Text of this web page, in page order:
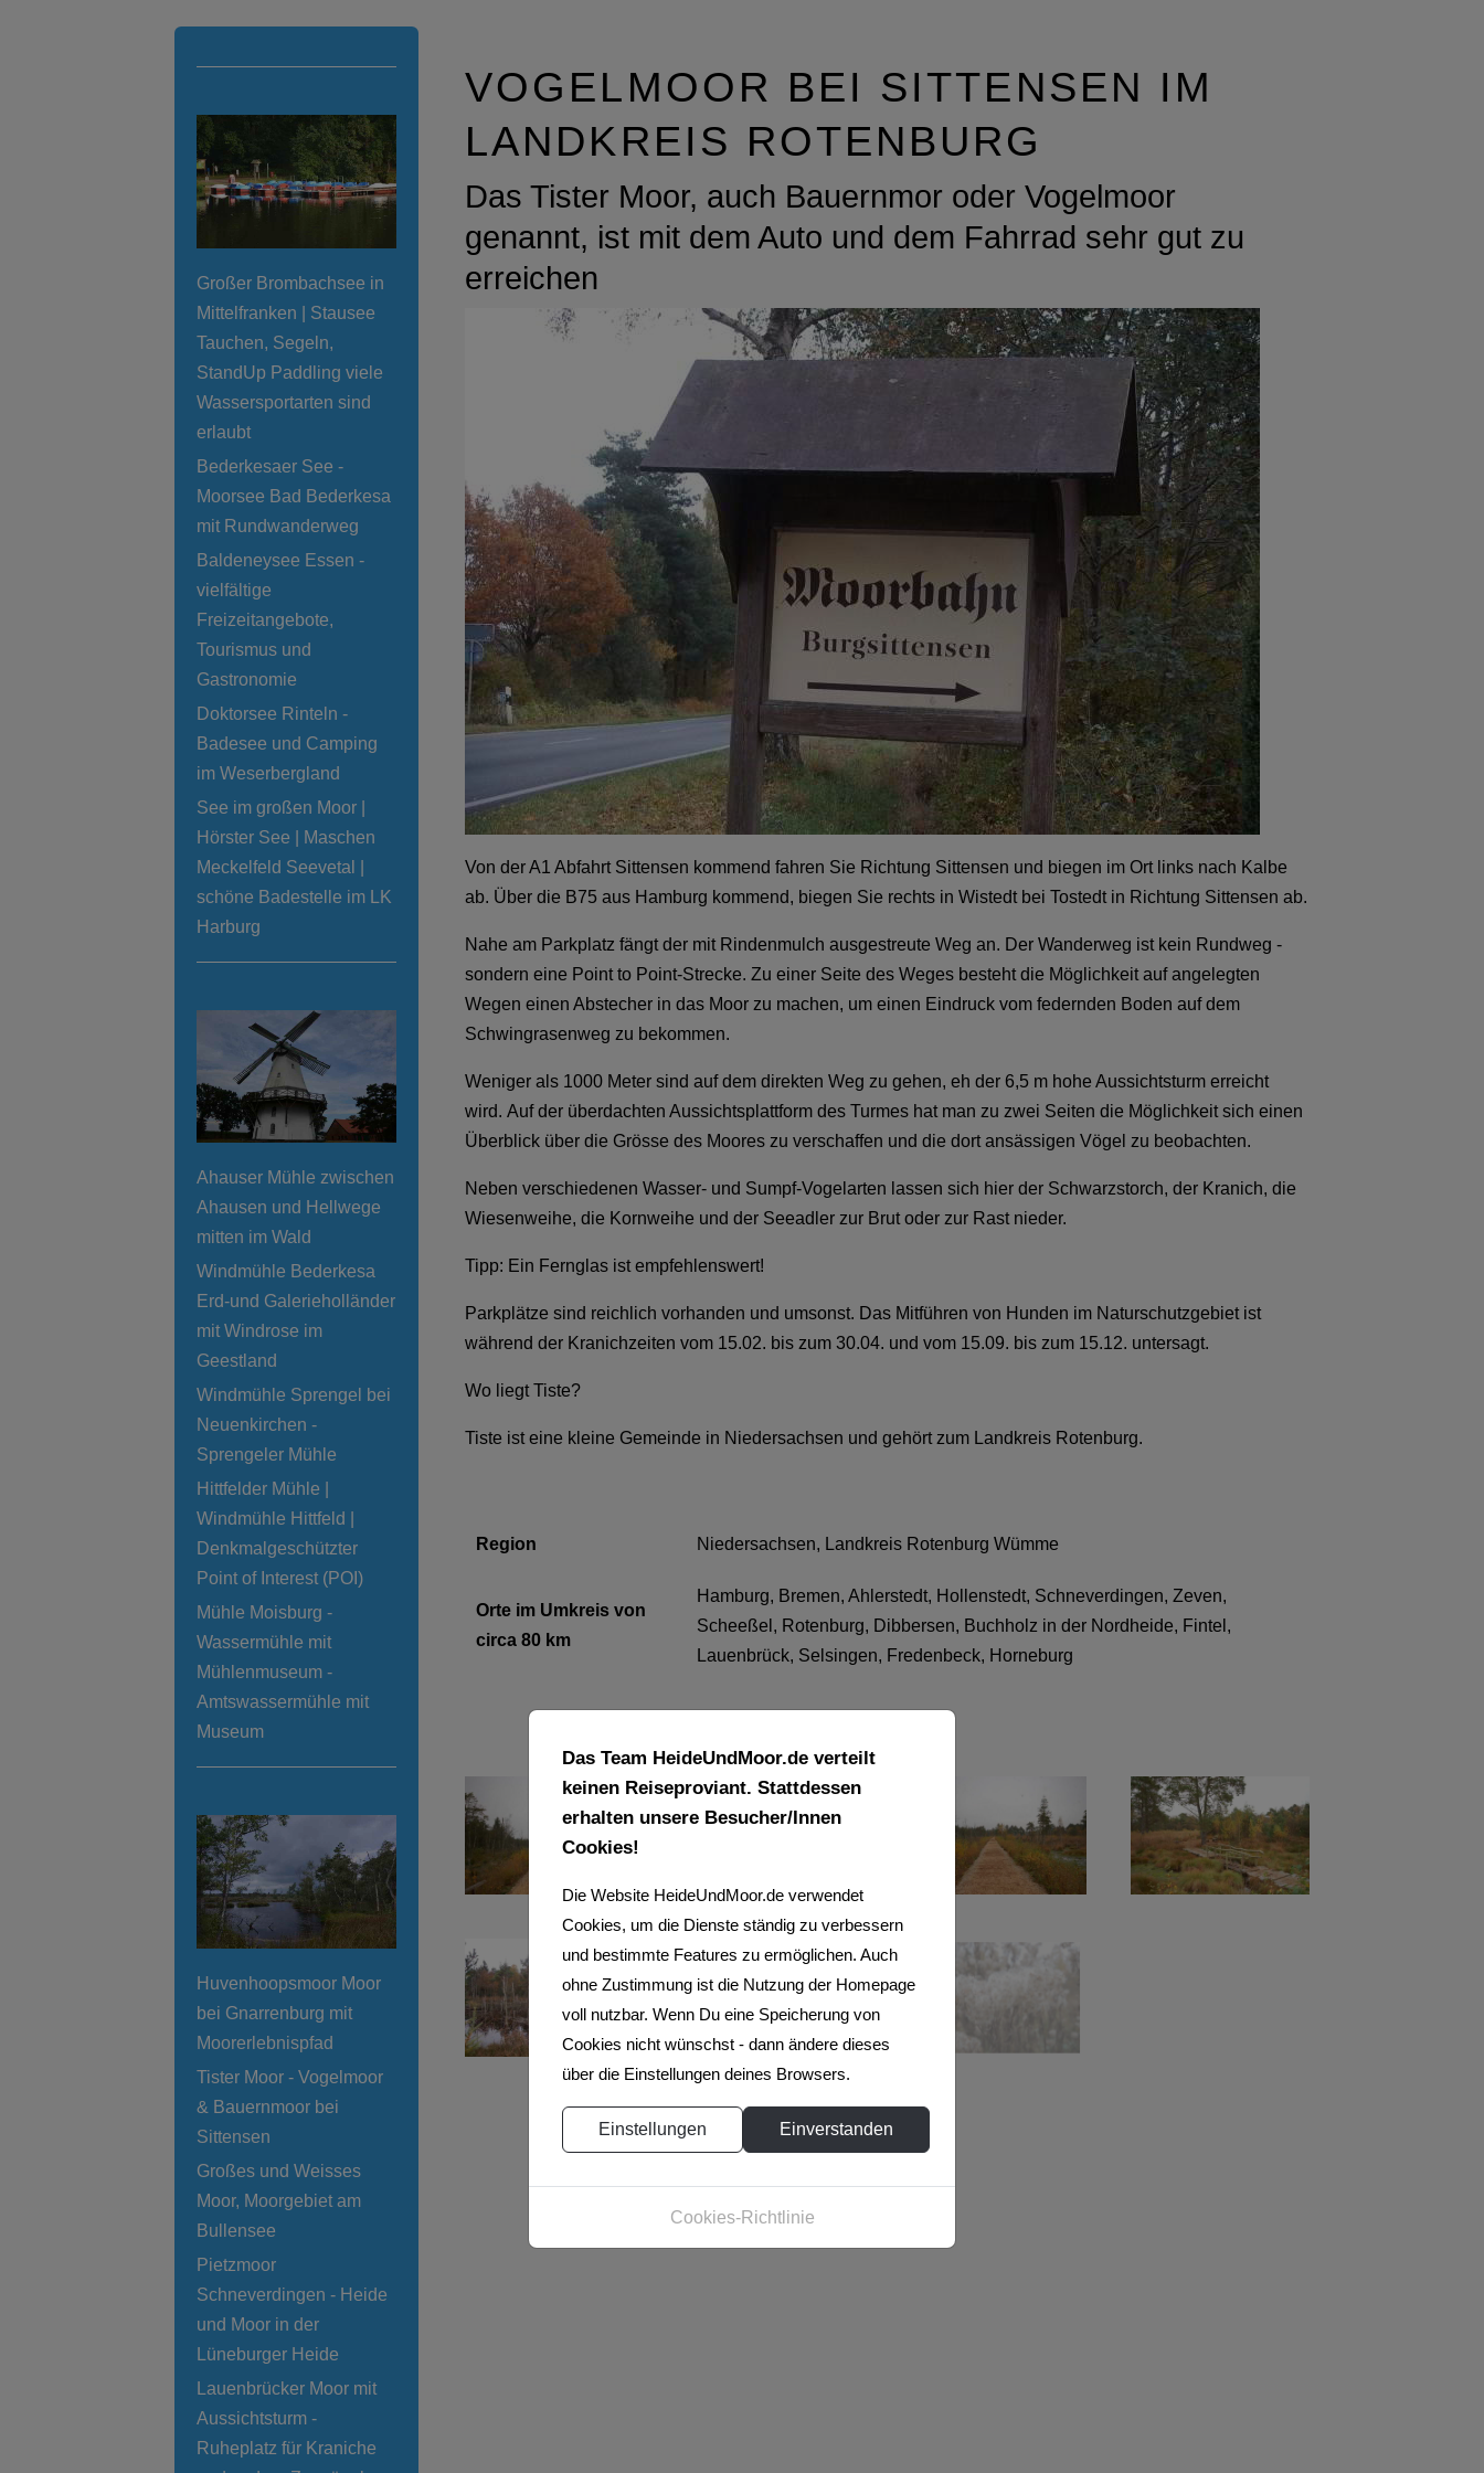
Großer Brombachsee in
Mittelfranken | Stausee
Tauchen, Segeln,
StandUp Paddling viele
Wassersportarten sind
erlaubt
Bederkesaer See -
Moorsee Bad Bederkesa
mit Rundwanderweg
Baldeneysee Essen -
vielfältige
Freizeitangebote,
Tourismus und
Gastronomie
Doktorsee Rinteln -
Badesee und Camping
im Weserbergland
See im großen Moor |
Hörster See | Maschen
Meckelfeld Seevetal |
schöne Badestelle im LK
Harburg
Ahauser Mühle zwischen
Ahausen und Hellwege
mitten im Wald
Windmühle Bederkesa
Erd-und Galerieholländer
mit Windrose im
Geestland
Windmühle Sprengel bei
Neuenkirchen -
Sprengeler Mühle
Hittfelder Mühle |
Windmühle Hittfeld |
Denkmalgeschützter
Point of Interest (POI)
Mühle Moisburg -
Wassermühle mit
Mühlenmuseum -
Amtswassermühle mit
Museum
Huvenhoopsmoor Moor
bei Gnarrenburg mit
Moorerlebnispfad
Tister Moor - Vogelmoor
& Bauernmoor bei
Sittensen
Großes und Weisses
Moor, Moorgebiet am
Bullensee
Pietzmoor
Schneverdingen - Heide
und Moor in der
Lüneburger Heide
Lauenbrücker Moor mit
Aussichtsturm -
Ruheplatz für Kraniche
VOGELMOOR BEI SITTENSEN IM
LANDKREIS ROTENBURG
Das Tister Moor, auch Bauernmor oder Vogelmoor
genannt, ist mit dem Auto und dem Fahrrad sehr gut zu
erreichen
Von der A1 Abfahrt Sittensen kommend fahren Sie Richtung Sittensen und biegen im Ort links nach Kalbe
ab. Über die B75 aus Hamburg kommend, biegen Sie rechts in Wistedt bei Tostedt in Richtung Sittensen ab.
Nahe am Parkplatz fängt der mit Rindenmulch ausgestreute Weg an. Der Wanderweg ist kein Rundweg -
sondern eine Point to Point-Strecke. Zu einer Seite des Weges besteht die Möglichkeit auf angelegten
Wegen einen Abstecher in das Moor zu machen, um einen Eindruck vom federnden Boden auf dem
Schwingrasenweg zu bekommen.
Weniger als 1000 Meter sind auf dem direkten Weg zu gehen, eh der 6,5 m hohe Aussichtsturm erreicht
wird. Auf der überdachten Aussichtsplattform des Turmes hat man zu zwei Seiten die Möglichkeit sich einen
Überblick über die Grösse des Moores zu verschaffen und die dort ansässigen Vögel zu beobachten.
Neben verschiedenen Wasser- und Sumpf-Vogelarten lassen sich hier der Schwarzstorch, der Kranich, die
Wiesenweihe, die Kornweihe und der Seeadler zur Brut oder zur Rast nieder.
Tipp: Ein Fernglas ist empfehlenswert!
Parkplätze sind reichlich vorhanden und umsonst. Das Mitführen von Hunden im Naturschutzgebiet ist
während der Kranichzeiten vom 15.02. bis zum 30.04. und vom 15.09. bis zum 15.12. untersagt.
Wo liegt Tiste?
Tiste ist eine kleine Gemeinde in Niedersachsen und gehört zum Landkreis Rotenburg.
Region Niedersachsen, Landkreis Rotenburg Wümme
Orte im Umkreis von
circa 80 km
Hamburg, Bremen, Ahlerstedt, Hollenstedt, Schneverdingen, Zeven,
Scheeßel, Rotenburg, Dibbersen, Buchholz in der Nordheide, Fintel,
Lauenbrück, Selsingen, Fredenbeck, Horneburg
Das Team HeideUndMoor.de verteilt
keinen Reiseproviant. Stattdessen
erhalten unsere Besucher/Innen
Cookies!
Die Website HeideUndMoor.de verwendet
Cookies, um die Dienste ständig zu verbessern
und bestimmte Features zu ermöglichen. Auch
ohne Zustimmung ist die Nutzung der Homepage
voll nutzbar. Wenn Du eine Speicherung von
Cookies nicht wünschst - dann ändere dieses
über die Einstellungen deines Browsers.
Einstellungen Einverstanden
Cookies-Richtlinie